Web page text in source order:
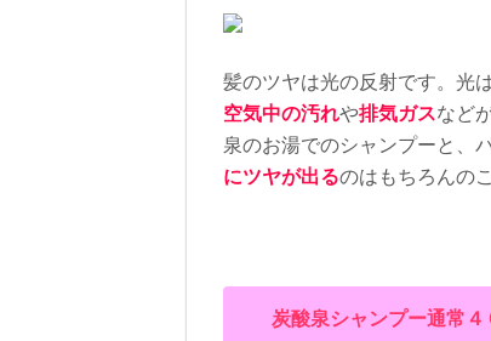
が気になる方や
ら
高濃度炭酸泉パ
男性らしさの中
ーをTHE
髪のツヤは光の反射です。光
空気中の汚れや排気ガスなど
泉のお湯でのシャンプーと、
にツヤが出るのはもちろんの
炭酸泉シャンプー通常